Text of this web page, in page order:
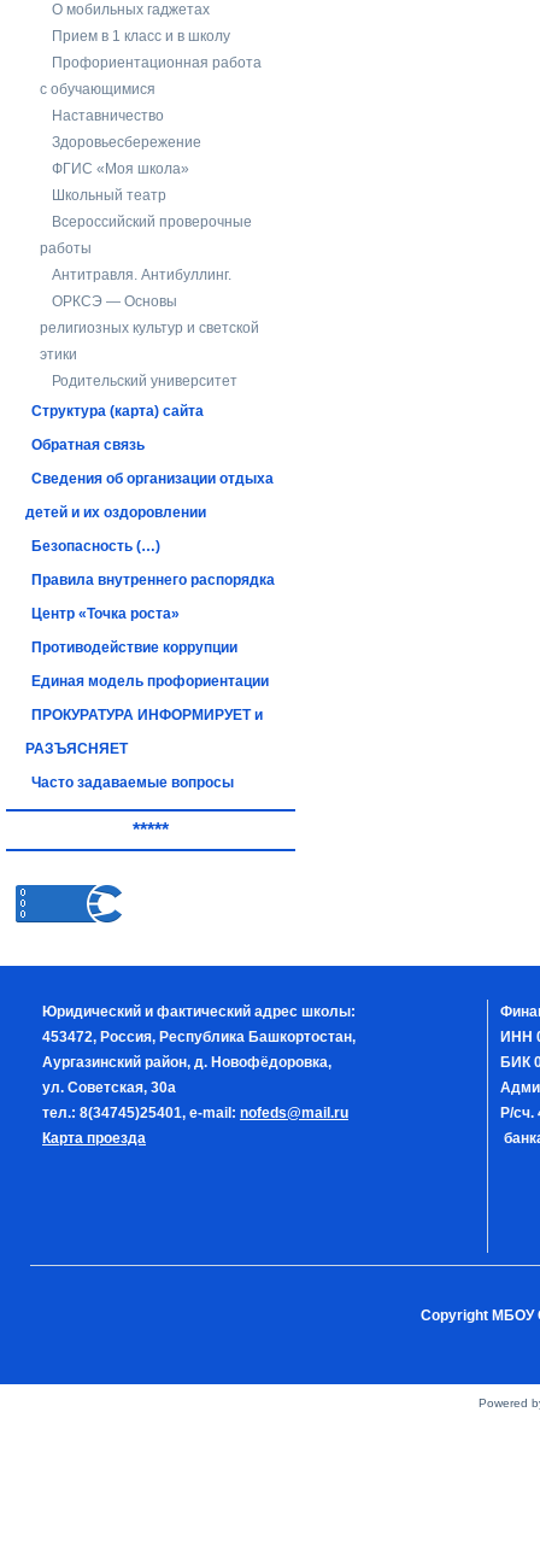
О мобильных гаджетах
Прием в 1 класс и в школу
Профориентационная работа
с обучающимися
Наставничество
Здоровьесбережение
ФГИС «Моя школа»
Школьный театр
Всероссийский проверочные
работы
Антитравля. Антибуллинг.
ОРКСЭ — Основы
религиозных культур и светской
этики
Родительский университет
Структура (карта) сайта
Обратная связь
Сведения об организации отдыха
детей и их оздоровлении
Безопасность (…)
Правила внутреннего распорядка
Центр «Точка роста»
Противодействие коррупции
Единая модель профориентации
ПРОКУРАТУРА ИНФОРМИРУЕТ и
РАЗЪЯСНЯЕТ
Часто задаваемые вопросы
*****
Юридический и фактический адрес школы:
453472, Россия, Республика Башкортостан,
Аургазинский район, д. Новофёдоровка,
ул. Советская, 30а
тел.: 8(34745)25401, e-mail: nofeds@mail.ru
Карта проезда
ИНН
БИК
Р/сч.
Copyright МБОУ
Powered